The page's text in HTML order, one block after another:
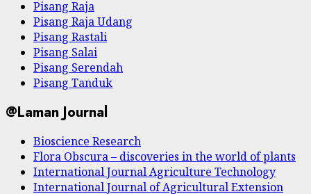
Pisang Raja
Pisang Raja Udang
Pisang Rastali
Pisang Salai
Pisang Serendah
Pisang Tanduk
@Laman Journal
Bioscience Research
Flora Obscura – discoveries in the world of plants
International Journal Agriculture Technology
International Journal of Agricultural Extension